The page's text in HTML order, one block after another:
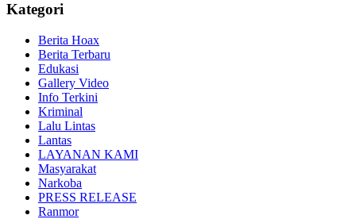
Kategori
Berita Hoax
Berita Terbaru
Edukasi
Gallery Video
Info Terkini
Kriminal
Lalu Lintas
Lantas
LAYANAN KAMI
Masyarakat
Narkoba
PRESS RELEASE
Ranmor